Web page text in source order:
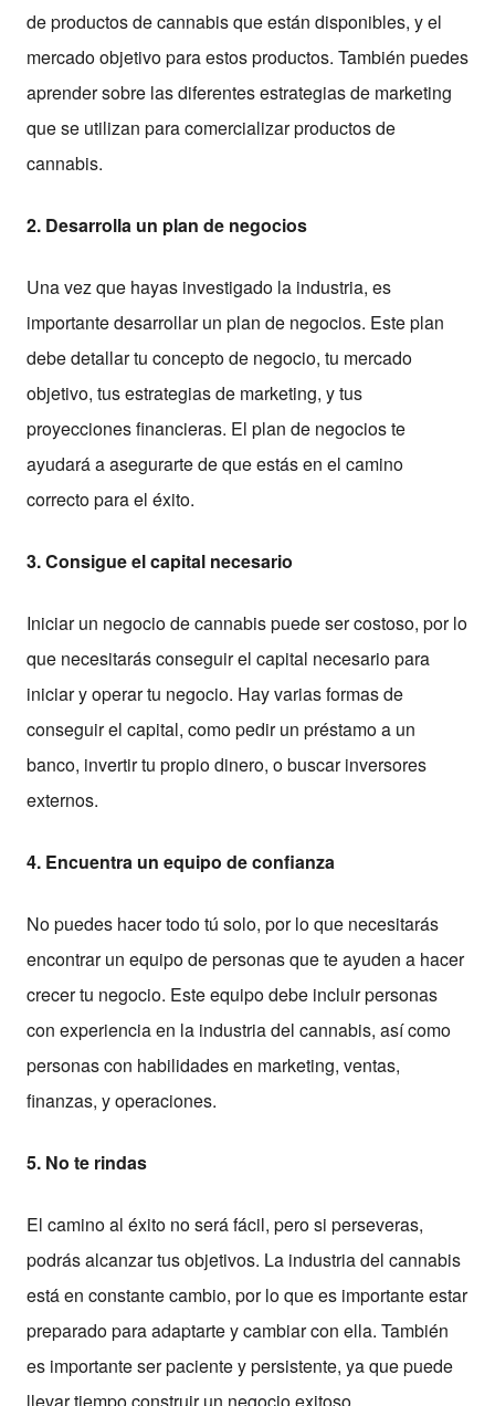
de productos de cannabis que están disponibles, y el
mercado objetivo para estos productos. También puedes
aprender sobre las diferentes estrategias de marketing
que se utilizan para comercializar productos de
cannabis.
2. Desarrolla un plan de negocios
Una vez que hayas investigado la industria, es
importante desarrollar un plan de negocios. Este plan
debe detallar tu concepto de negocio, tu mercado
objetivo, tus estrategias de marketing, y tus
proyecciones financieras. El plan de negocios te
ayudará a asegurarte de que estás en el camino
correcto para el éxito.
3. Consigue el capital necesario
Iniciar un negocio de cannabis puede ser costoso, por lo
que necesitarás conseguir el capital necesario para
iniciar y operar tu negocio. Hay varias formas de
conseguir el capital, como pedir un préstamo a un
banco, invertir tu propio dinero, o buscar inversores
externos.
4. Encuentra un equipo de confianza
No puedes hacer todo tú solo, por lo que necesitarás
encontrar un equipo de personas que te ayuden a hacer
crecer tu negocio. Este equipo debe incluir personas
con experiencia en la industria del cannabis, así como
personas con habilidades en marketing, ventas,
finanzas, y operaciones.
5. No te rindas
El camino al éxito no será fácil, pero si perseveras,
podrás alcanzar tus objetivos. La industria del cannabis
está en constante cambio, por lo que es importante estar
preparado para adaptarte y cambiar con ella. También
es importante ser paciente y persistente, ya que puede